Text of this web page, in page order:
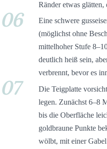
Ränder etwas
06
Eine schwere
(möglichst ohne
mittelhoher Stufe
deutlich heiß sein,
verbrennt, bevor es
07
Die Teigplatte
legen. Zunächst 6–8
bis die Oberfläche
goldbraune Punkte
wölbt, mit einer